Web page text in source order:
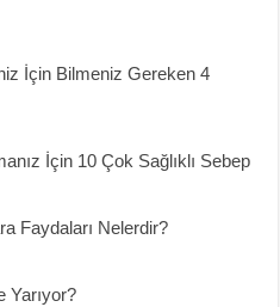
İçin Bilmeniz Gereken 4
İçin 10 Çok Sağlıklı Sebep
Faydaları Nelerdir?
Yarıyor?